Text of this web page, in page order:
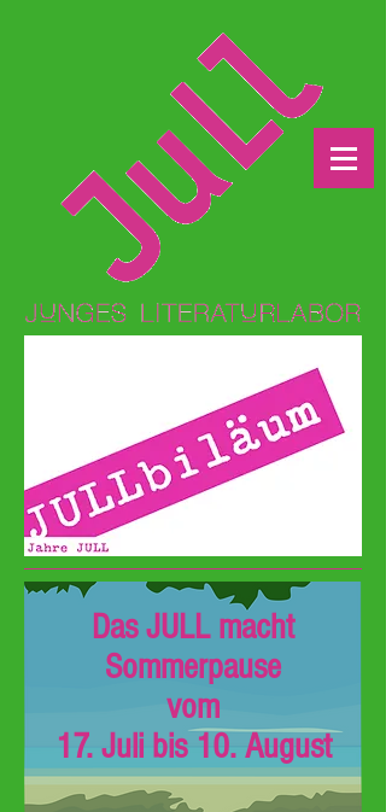
Das JULL macht
Sommerpause
vom
17. Juli bis 10. August